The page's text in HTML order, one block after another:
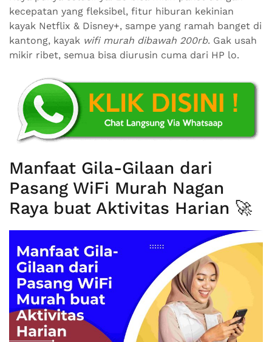
kecepatan yang fleksibel, fitur hiburan kekinian
kayak Netflix & Disney+, sampe yang ramah banget di
kantong, kayak wifi murah dibawah 200rb. Gak usah
mikir ribet, semua bisa diurusin cuma dari HP lo.
Manfaat Gila-Gilaan dari
Pasang WiFi Murah Nagan
Raya buat Aktivitas Harian 🚀